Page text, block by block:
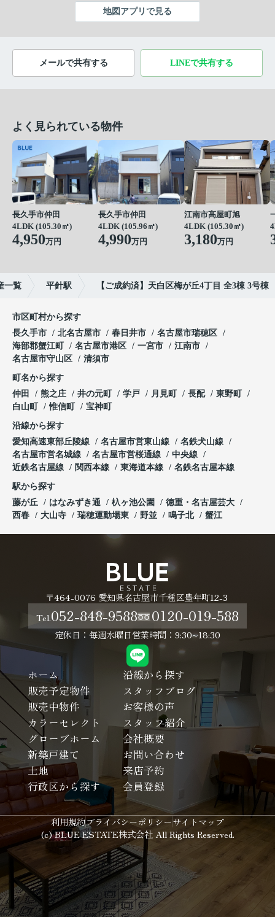
地図アプリで見る
メールで共有する LINEで共有する
よく見られている物件
長久手市仲田
4LDK (105.30㎡)
4,950万円
長久手市仲田
4LDK (105.96㎡)
4,990万円
江南市高屋町旭
4LDK (105.30㎡)
3,180万円
一覧 平針駅 【ご成約済】天白区梅が丘4丁目 全3棟 3号棟
市区町村から探す
長久手市
北名古屋市 春日井市
名古屋市瑞穂区
海部郡蟹江町
名古屋市港区 一宮市
江南市
名古屋市守山区
清須市
町名から探す
仲田
熊之庄 井の元町 学戸 月見町 長配
東野町
白山町
惟信町 宝神町
沿線から探す
愛知高速東部丘陵線
名古屋市営東山線
名鉄犬山線
名古屋市営名城線
名古屋市営桜通線
中央線
近鉄名古屋線
関西本線 東海道本線 名鉄名古屋本線
駅から探す
藤が丘
はなみずき通 杁ヶ池公園
徳重・名古屋芸大
西春
大山寺 瑞穂運動場東 野並 鳴子北 蟹江
〒464-0076 愛知県名古屋市千種区豊年町12-3
Tel.052-848-9588 0120-019-588
定休日：毎週水曜日営業時間：9:30~18:30
ホーム
沿線から探す
販売予定物件
スタッフブログ
販売中物件
お客様の声
カラーセレクト
スタッフ紹介
グローブホーム
会社概要
新築戸建て
お問い合わせ
土地
来店予約
行政区から探す
会員登録
利用規約プライバシーポリシーサイトマップ
(c) BLUE ESTATE株式会社 All Rights Reserved.